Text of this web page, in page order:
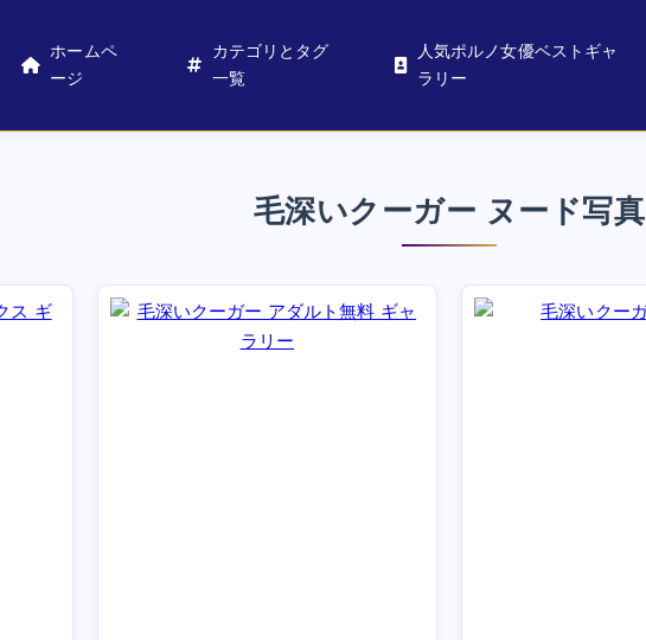
ホームペ
ージ
カテゴリとタグ
一覧
人気ポルノ女優ベストギャ
ラリー
毛深いクーガー ヌード写真